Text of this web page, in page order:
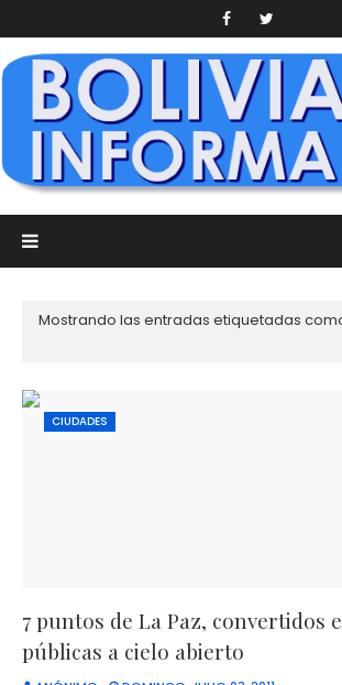
Mostrando las entradas etiquetadas
CIUDADES
7 puntos de La Paz, convertidos
públicas a cielo abierto